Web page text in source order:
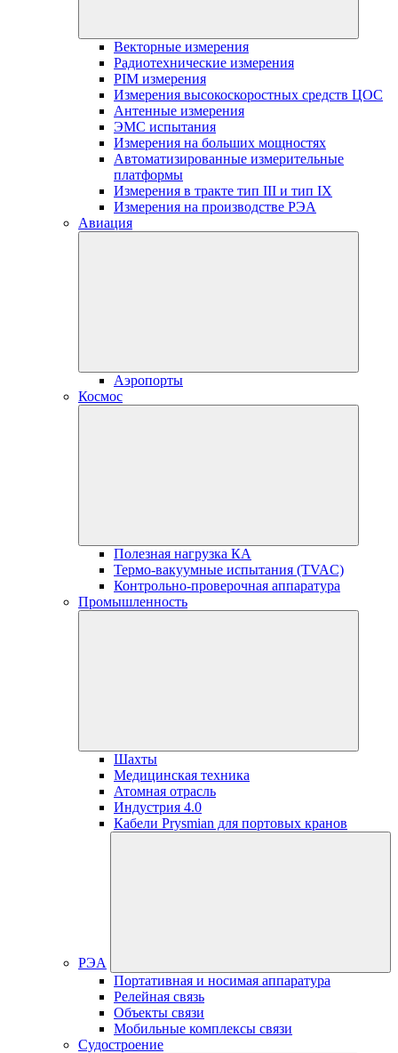
Векторные измерения
Радиотехнические измерения
PIM измерения
Измерения высокоскоростных средств ЦОС
Антенные измерения
ЭМС испытания
Измерения на больших мощностях
Автоматизированные измерительные
платформы
Измерения в тракте тип III и тип IX
Измерения на производстве РЭА
Авиация
Аэропорты
Космос
Полезная нагрузка КА
Термо-вакуумные испытания (TVAC)
Контрольно-проверочная аппаратура
Промышленность
Шахты
Медицинская техника
Атомная отрасль
Индустрия 4.0
Кабели Prysmian для портовых кранов
РЭА
Портативная и носимая аппаратура
Релейная связь
Объекты связи
Мобильные комплексы связи
Судостроение